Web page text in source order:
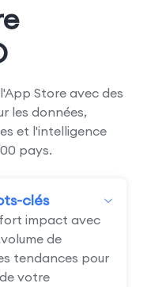
Store avec des
les données,
et l'intelligence
pays.
clés
impact avec
de
tendances pour
votre